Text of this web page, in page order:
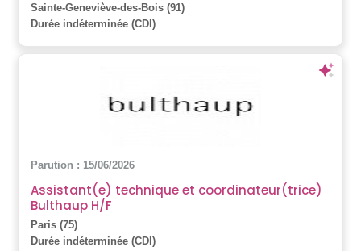
Sainte-Geneviève-des-Bois (91)
Durée indéterminée (CDI)
Parution : 15/06/2026
Assistant(e) technique et coordinateur(trice)
Bulthaup H/F
Paris (75)
Durée indéterminée (CDI)